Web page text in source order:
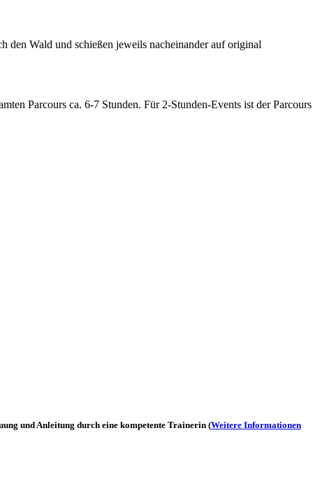
den Wald und schießen jeweils nacheinander auf original
Parcours ca. 6-7 Stunden. Für 2-Stunden-Events ist der Parcours
und Anleitung durch eine kompetente Trainerin (Weitere Informationen